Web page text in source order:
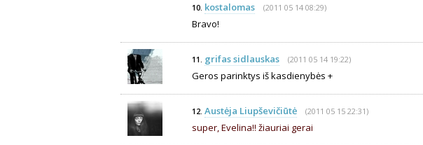
10. kostalomas (2011 05 14 08:29)
Bravo!
11. grifas sidlauskas (2011 05 14 19:22)
Geros parinktys iš kasdienybės +
12. Austėja Liupševičiūtė (2011 05 15 22:31)
super, Evelina!! žiauriai gerai